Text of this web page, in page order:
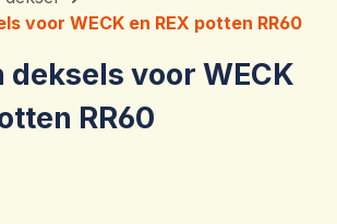
voor WECK en REX potten RR60
deksels voor WECK
RR60